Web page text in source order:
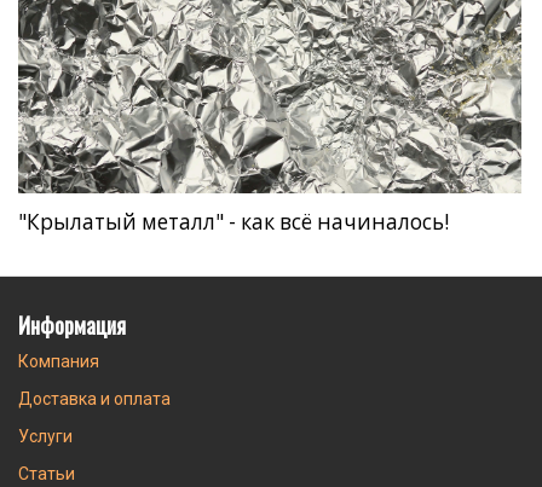
"Крылатый металл" - как всё начиналось!
Информация
Компания
Доставка и оплата
Услуги
Статьи